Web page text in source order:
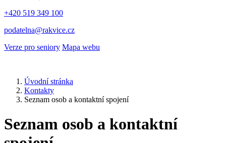
+420 519 349 100
podatelna@rakvice.cz
Verze pro seniory Mapa webu
Úvodní stránka
Kontakty
Seznam osob a kontaktní spojení
Seznam osob a kontaktní